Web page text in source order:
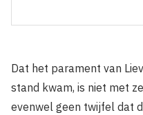
Dat het parament van
stand kwam, is niet met
evenwel geen twijfel dat